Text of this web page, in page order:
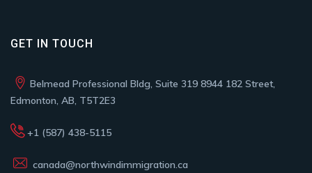
GET IN TOUCH
Belmead Professional Bldg, Suite 319 8944 182 Street,
Edmonton, AB, T5T2E3
+1 (587) 438-5115
canada@northwindimmigration.ca